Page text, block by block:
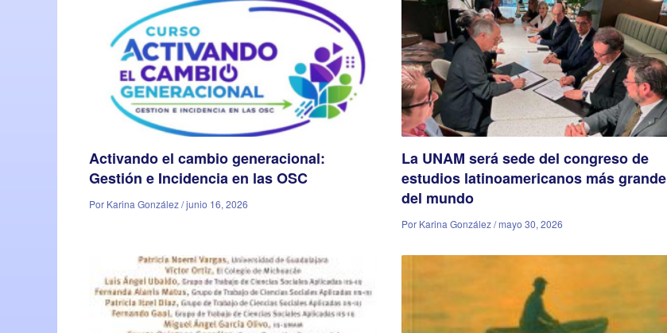
Activando el cambio generacional:
Gestión e Incidencia en las OSC
Por Karina González / junio 16, 2026
La UNAM será sede del congreso de
estudios latinoamericanos más grande
del mundo
Por Karina González / mayo 30, 2026